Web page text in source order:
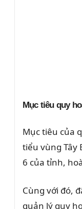
Mục tiêu quy
Mục tiêu của
tiểu vùng Tây
6 của tỉnh,
Cùng với đó,
quản lý quy